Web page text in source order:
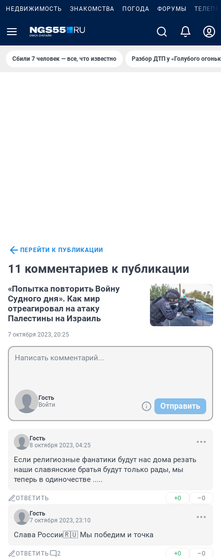
НЕДВИЖИМОСТЬ ЗНАКОМСТВА ПОГОДА ФОРУМЫ
Сбили 7 человек — все, что известно Разбор ДТП у «Голубого
ПЕРЕЙТИ К ПУБЛИКАЦИИ
11 комментариев к публикации
«Попытка повторить Войну
Судного дня». Как мир
отреагировал на атаку
Палестины на Израиль
7 октября 2023, 20:25
Гость
Войти
Отправить
Гость
8 октября 2023, 04:25
Если религиозные фанатики будут нас дома резать
наши славянские братья будут только рады, мы
теперь в одиночестве .....
ОТВЕТИТЬ +0 –0
Гость
7 октября 2023, 23:10
Слава России🇷🇺 Мы победим и точка
ОТВЕТИТЬ 2 +0 –0